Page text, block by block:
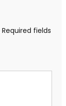
Required fields